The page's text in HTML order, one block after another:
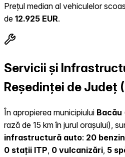
Prețul median al vehiculelor
de 12.925 EUR.
Servicii și
Reședinței de Județ
În apropierea municipiului Bacău
rază de 15 km în jurul orașului),
infrastructură auto: 20
0 stații ITP, 0 vulcanizări, 5